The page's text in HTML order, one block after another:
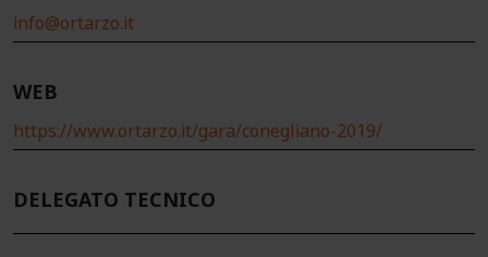
info@ortarzo.it
WEB
https://www.ortarzo.it/gara/conegliano-2019/
DELEGATO TECNICO